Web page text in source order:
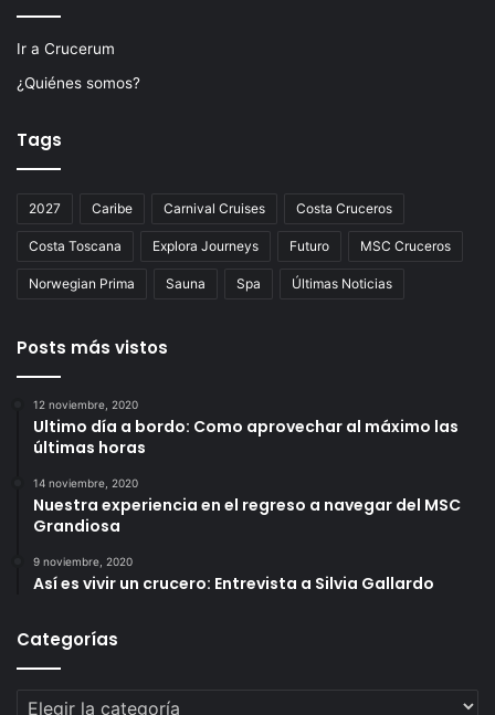
Ir a Crucerum
¿Quiénes somos?
Tags
2027 Caribe Carnival Cruises Costa Cruceros
Costa Toscana Explora Journeys Futuro MSC Cruceros
Norwegian Prima Sauna Spa Últimas Noticias
Posts más vistos
12 noviembre, 2020
Ultimo día a bordo: Como aprovechar al máximo las
últimas horas
14 noviembre, 2020
Nuestra experiencia en el regreso a navegar del MSC
Grandiosa
9 noviembre, 2020
Así es vivir un crucero: Entrevista a Silvia Gallardo
Categorías
Categorías